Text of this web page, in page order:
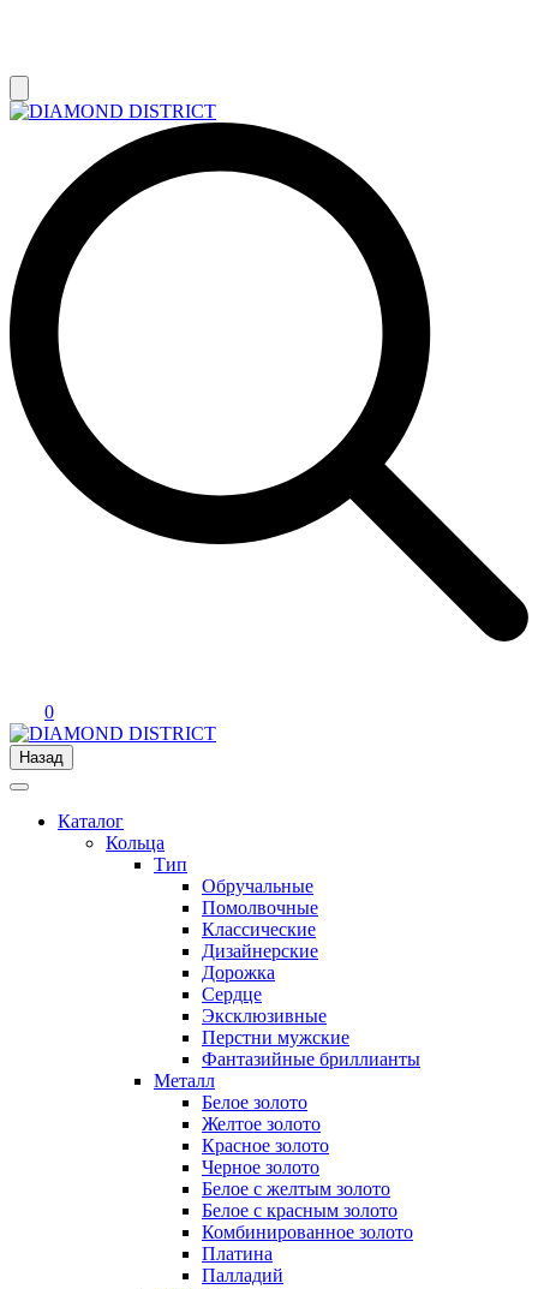
0
Назад
Каталог
Кольца
Тип
Обручальные
Помолвочные
Классические
Дизайнерские
Дорожка
Сердце
Эксклюзивные
Перстни мужские
Фантазийные бриллианты
Металл
Белое золото
Желтое золото
Красное золото
Черное золото
Белое с желтым золото
Белое с красным золото
Комбинированное золото
Платина
Палладий